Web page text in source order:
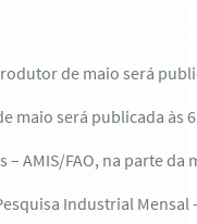
de maio será
maio será publicada às
AMIS/FAO, na parte da
Industrial